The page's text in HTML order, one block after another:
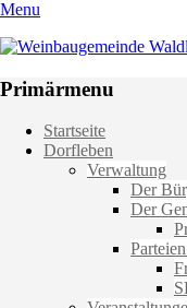
Menu
Weinbaugemeinde
Primärmenu
Weiter
zum
Startseite
Dorfleben
Verwaltung
Der
Der